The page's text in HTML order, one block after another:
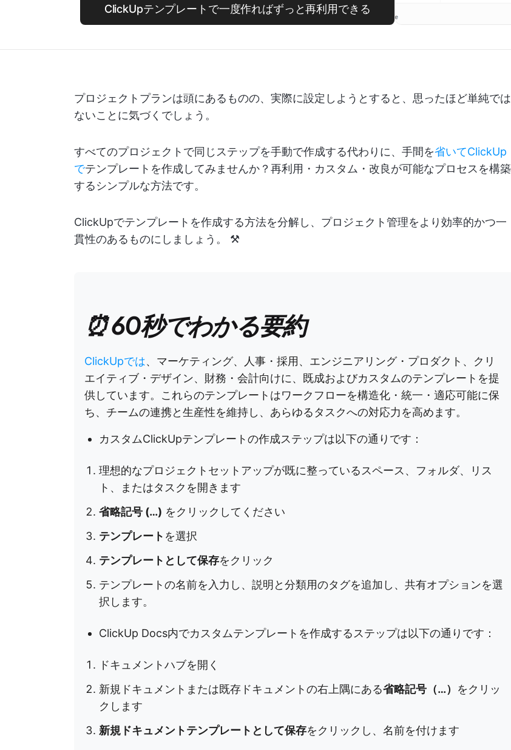
ClickUpテンプレートで一度作ればずっと再利用できる
プロジェクトプランは頭にあるものの、実際に設定しようとすると、思ったほど単純では
ないことに気づくでしょう。
すべてのプロジェクトで同じステップを手動で作成する代わりに、手間を省いてClickUp
でテンプレートを作成してみませんか？再利用・カスタム・改良が可能なプロセスを構築
するシンプルな方法です。
ClickUpでテンプレートを作成する方法を分解し、プロジェクト管理をより効率的かつ一
貫性のあるものにしましょう。 ⚒️
⏰ 60秒でわかる要約
ClickUpでは、マーケティング、人事・採用、エンジニアリング・プロダクト、クリ
エイティブ・デザイン、財務・会計向けに、既成およびカスタムのテンプレートを提
供しています。これらのテンプレートはワークフローを構造化・統一・適応可能に保
ち、チームの連携と生産性を維持し、あらゆるタスクへの対応力を高めます。
カスタムClickUpテンプレートの作成ステップは以下の通りです：
理想的なプロジェクトセットアップが既に整っているスペース、フォルダ、リス
ト、またはタスクを開きます
省略記号 (…) をクリックしてください
テンプレート を選択
テンプレートとして保存をクリック
テンプレートの名前を入力し、説明と分類用のタグを追加し、共有オプションを選
択します。
ClickUp Docs内でカスタムテンプレートを作成するステップは以下の通りです：
ドキュメントハブを開く
新規ドキュメントまたは既存ドキュメントの右上隅にある省略記号（…） をクリッ
クします
新規ドキュメントテンプレートとして保存をクリックし、名前を付けます